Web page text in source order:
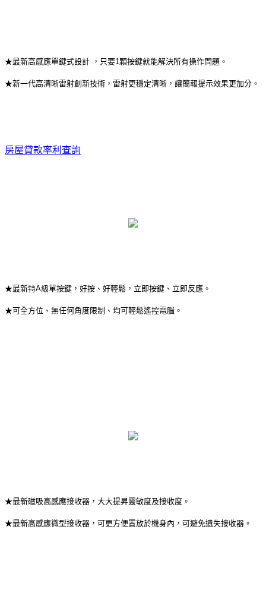
★最新高感應單鍵式設計 ，只要1顆按鍵就能解決所有操作問題。
★新一代高清晰雷射創新技術，雷射更穩定清晰，讓簡報提示效果更加分。
房屋貸款率利查詢
★最新特A級單按鍵，好按、好輕鬆，立即按鍵、立即反應。
★可全方位、無任何角度限制、均可輕鬆遙控電腦。
★最新磁吸高感應接收器，大大提昇靈敏度及接收度。
★最新高感應微型接收器，可更方便置放於機身內，可避免遺失接收器。